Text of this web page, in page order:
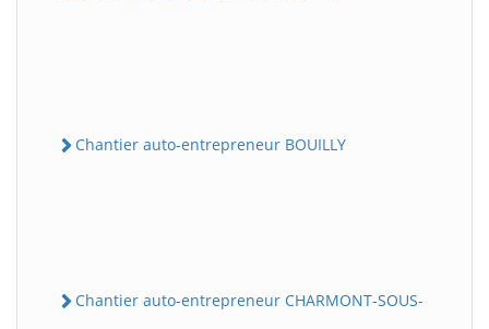
Chantier auto-entrepreneur BOUILLY
Chantier auto-entrepreneur CHARMONT-SOUS-